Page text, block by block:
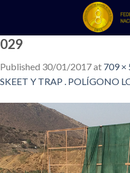
content
029
Published 30/01/2017at 709 ×
SKEET Y TRAP . POLÍGONO